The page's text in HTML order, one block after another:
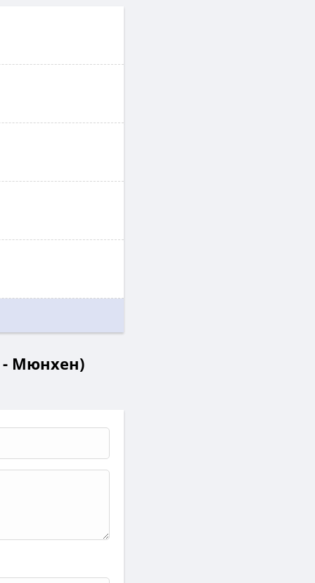
- Мюнхен)